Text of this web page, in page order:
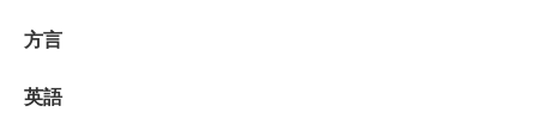
方言
英語